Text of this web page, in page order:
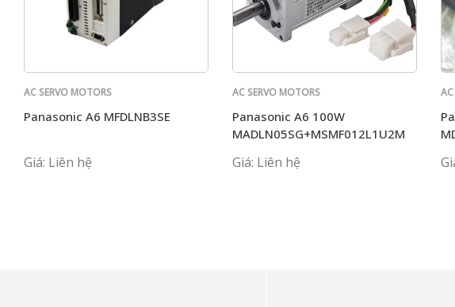
AC SERVO MOTORS
Panasonic A6 MFDLNB3SE
Giá: Liên hệ
AC SERVO MOTORS
Panasonic A6 100W
MADLN05SG+MSMF012L1U2M
Giá: Liên hệ